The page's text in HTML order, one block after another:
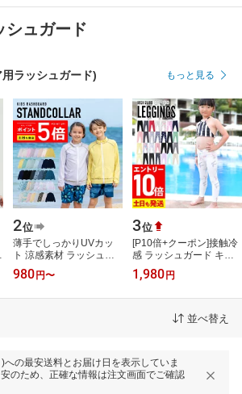
シュガード
ラッシュガード) もっと見る
2位
薄手でしっかりUVカッ
ト 涼感素材 ラッシュガ
ード キッズ フードなし
【土日祝も出荷】≪365
980 円〜
3位
[P10倍+クーポン]接触冷
感 ラッシュガード キッ
ズ レギンス UPF50+
80〜150サイズ UVカッ
1,980 円
並べ替え
への最安送料とお届け日を表示していま
のため、正確な情報は注文画面でご確認